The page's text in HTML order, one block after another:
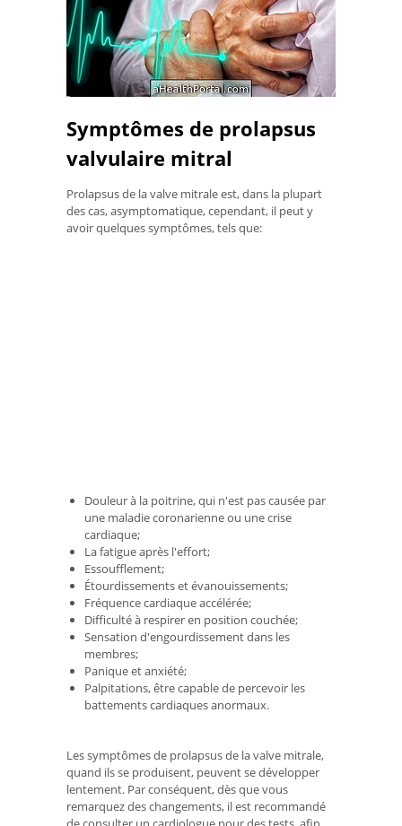
Symptômes de prolapsus
valvulaire mitral
Prolapsus de la valve mitrale est, dans la plupart
des cas, asymptomatique, cependant, il peut y
avoir quelques symptômes, tels que:
Douleur à la poitrine, qui n'est pas causée par
une maladie coronarienne ou une crise
cardiaque;
La fatigue après l'effort;
Essoufflement;
Étourdissements et évanouissements;
Fréquence cardiaque accélérée;
Difficulté à respirer en position couchée;
Sensation d'engourdissement dans les
membres;
Panique et anxiété;
Palpitations, être capable de percevoir les
battements cardiaques anormaux.
Les symptômes de prolapsus de la valve mitrale,
quand ils se produisent, peuvent se développer
lentement. Par conséquent, dès que vous
remarquez des changements, il est recommandé